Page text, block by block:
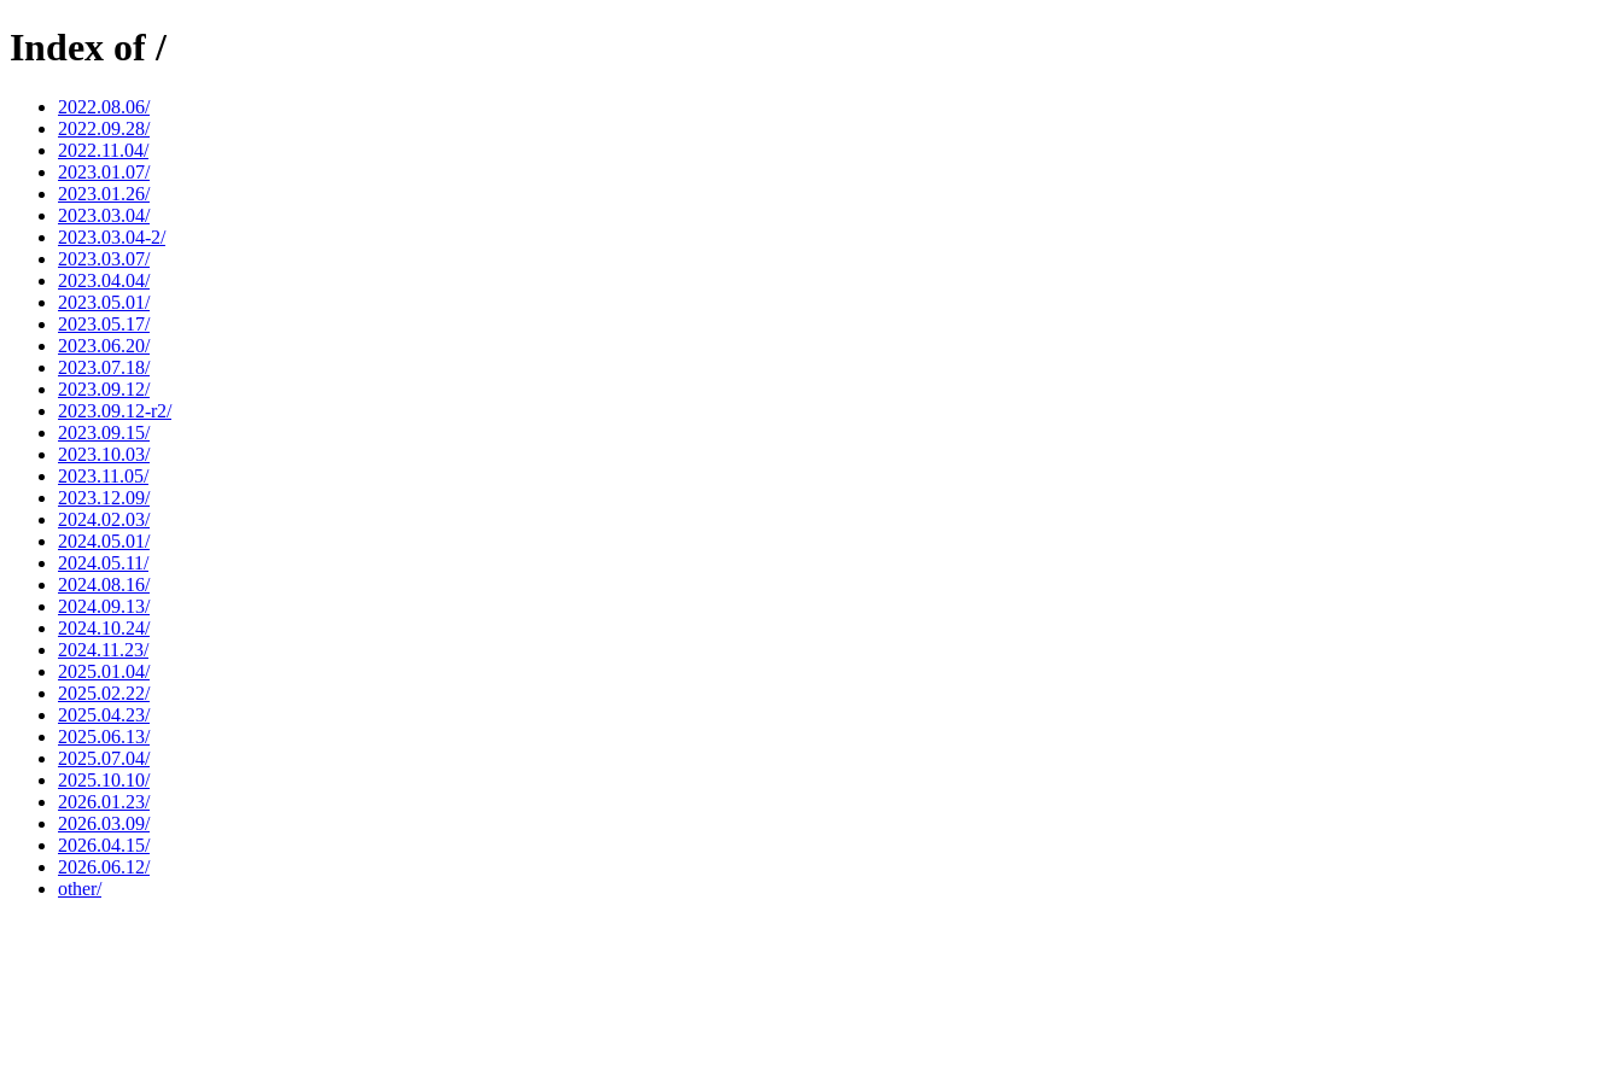
Index of /
2022.08.06/
2022.09.28/
2022.11.04/
2023.01.07/
2023.01.26/
2023.03.04/
2023.03.04-2/
2023.03.07/
2023.04.04/
2023.05.01/
2023.05.17/
2023.06.20/
2023.07.18/
2023.09.12/
2023.09.12-r2/
2023.09.15/
2023.10.03/
2023.11.05/
2023.12.09/
2024.02.03/
2024.05.01/
2024.05.11/
2024.08.16/
2024.09.13/
2024.10.24/
2024.11.23/
2025.01.04/
2025.02.22/
2025.04.23/
2025.06.13/
2025.07.04/
2025.10.10/
2026.01.23/
2026.03.09/
2026.04.15/
2026.06.12/
other/